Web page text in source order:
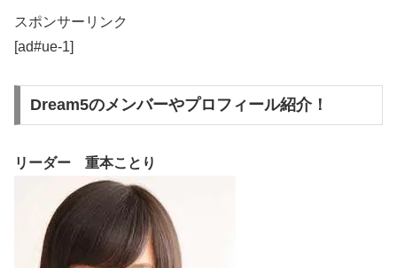
スポンサーリンク
[ad#ue-1]
Dream5のメンバーやプロフィール紹介！
リーダー 重本ことり